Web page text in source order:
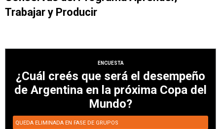
Trabajar y Producir
ENCUESTA
¿Cuál creés que será el desempeño
de Argentina en la próxima Copa del
Mundo?
QUEDA ELIMINADA EN FASE DE GRUPOS